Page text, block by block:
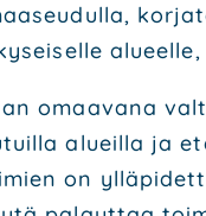
omaa­va­na
alueil­la ja
on